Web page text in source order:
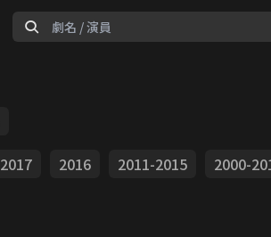
2017 2016 2011-2015 2000-